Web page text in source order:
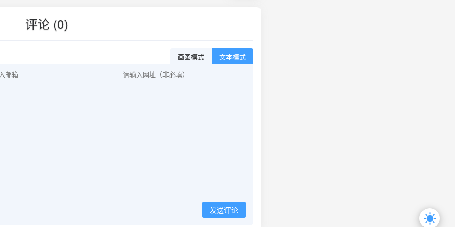
评论 (0)
画图模式 文本模式
发送评论